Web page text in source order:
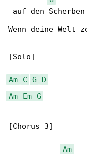
auf den Scherben
Wenn deine Welt
[Solo]
Am C G
D
Am
Em G
[Chorus 3]
Am